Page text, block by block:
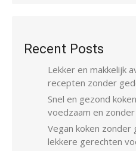
Recent Posts
Lekker en makkelijk
recepten zonder
Snel en gezond
voedzaam en
Vegan koken
lekkere gerechten